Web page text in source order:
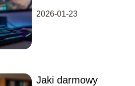
konfiguracje
2026-01-23
Jaki darmowy